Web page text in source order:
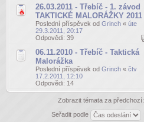
26.03.2011 - Třebíč - 1. závod
TAKTICKÉ MALORÁŽKY 2011
Poslední příspěvek od Grinch « úte
29.3.2011, 20:17
Odpovědi: 39
06.11.2010 - Třebíč - Taktická
Malorážka
Poslední příspěvek od Grinch « čtv
17.2.2011, 12:10
Odpovědi: 14
Zobrazit témata za předchozí:
Seřadit podle